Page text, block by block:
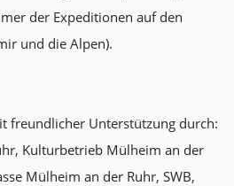
der Expeditionen auf den
und die Alpen).
freundlicher Unterstützung durch:
Kulturbetrieb Mülheim an der
Mülheim an der Ruhr, SWB,